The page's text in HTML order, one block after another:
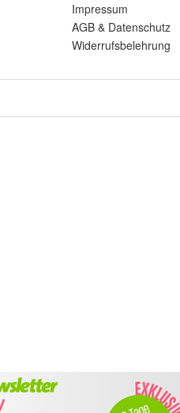
Impressum
AGB & Datenschutz
Widerrufsbelehrung